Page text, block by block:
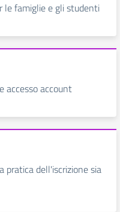
le famiglie e gli studenti
accesso account
pratica dell'iscrizione sia